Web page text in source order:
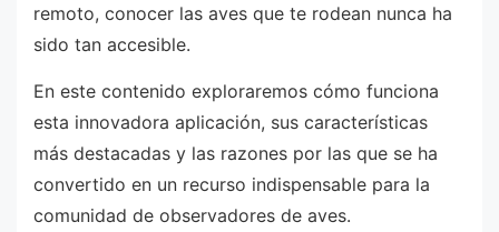
remoto, conocer las aves que te rodean nunca ha
sido tan accesible.
En este contenido exploraremos cómo funciona
esta innovadora aplicación, sus características
más destacadas y las razones por las que se ha
convertido en un recurso indispensable para la
comunidad de observadores de aves.